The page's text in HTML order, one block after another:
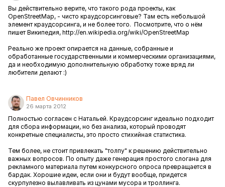
Вы действительно верите, что такого рода проекты, как
OpenStreetMap, - чисто краудсорсинговые? Там есть небольшой
элемент краудсорсинга, и не более того. Посмотрите, что о нём
пишет Википедия, http://en.wikipedia.org/wiki/OpenStreetMap
Реально же проект опирается на данные, собранные и
обработанные государственными и коммерческими организациями,
да и необходимую дополнительную обработку тоже вряд ли
любители делают :)
Павел Овчинников
26 марта 2012
Полностью согласен с Натальей. Краудсорсинг идеально подходит
для сбора информации, но без анализа, который проводят
конкретные специалисты, это просто стихийная статистика.
Тем более, не стоит привлекать "толпу" к решению действительно
важных вопросов. По опыту даже генерация простого слогана для
рекламного материала путем конкурсного опроса превращается в
бардак. Хорошие идеи, если они и будут вообще, придется
скурпулезно вылавливать из цунами мусора и троллинга.